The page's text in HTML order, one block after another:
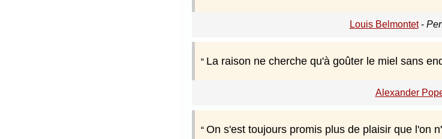
Louis Belmontet-
La raison ne cherche qu'à goûter le miel sans
Alexander
On s'est toujours promis plus de plaisir que l'on